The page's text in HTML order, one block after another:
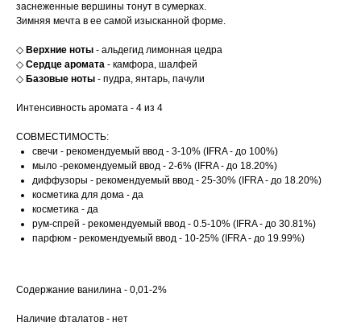
заснеженные вершины тонут в сумерках.
Зимняя мечта в ее самой изысканной форме.
◇ Верхние ноты - альдегид лимонная цедра
◇ Сердце аромата - камфора, шалфей
◇ Базовые ноты - пудра, янтарь, пачули
Интенсивность аромата - 4 из 4
СОВМЕСТИМОСТЬ:
свечи - рекомендуемый ввод - 3-10% (IFRA - до 100%)
мыло -рекомендуемый ввод - 2-6% (IFRA - до 18.20%)
диффузоры - рекомендуемый ввод - 25-30% (IFRA - до 18.20%)
косметика для дома - да
косметика - да
рум-спрей - рекомендуемый ввод - 0.5-10% (IFRA - до 30.81%)
парфюм - рекомендуемый ввод - 10-25% (IFRA - до 19.99%)
Содержание ванилина - 0,01-2%
Наличие фталатов - нет